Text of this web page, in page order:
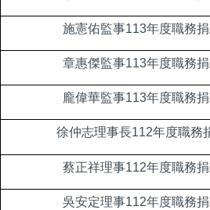
施憲佑監事113年度職務
章惠傑監事113年度職務
龐偉華監事113年度職務
徐仲志理事長112年度職務
蔡正祥理事112年度職務
吳安定理事112年度職務